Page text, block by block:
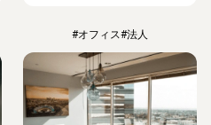
#オフィス#法人